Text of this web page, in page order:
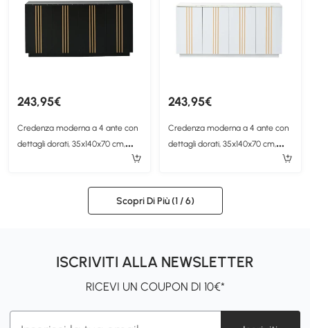
243,95€
Credenza moderna a 4 ante con
dettagli dorati, 35x140x70 cm,
243,95€
Credenza moderna a 4 ante con
dettagli dorati, 35x140x70 cm,
Scopri Di Più (1/ 6)
ISCRIVITI ALLA NEWSLETTER
RICEVI UN COUPON DI 10€*